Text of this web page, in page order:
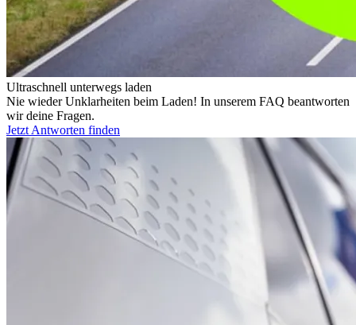
Ultraschnell unterwegs laden
Nie wieder Unklarheiten beim Laden! In unserem FAQ beantworten
wir deine Fragen.
Jetzt Antworten finden